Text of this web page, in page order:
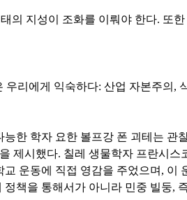
의 지성이 조화를 이뤄야 한다. 또
리에게 익숙하다: 산업 자본주의
한 학자 요한 볼프강 폰 괴테는
제시했다. 칠레 생물학자 프란시
운동에 직접 영감을 주었으며,
책을 통해서가 아니라 민중 빌둥,